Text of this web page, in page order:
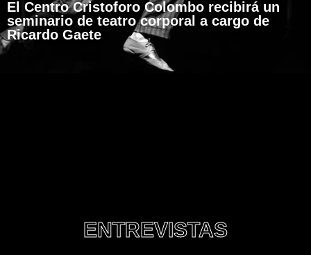
El Centro Cristoforo Colombo recibirá un
seminario de teatro corporal a cargo de
Ricardo Gaete
ENTREVISTAS